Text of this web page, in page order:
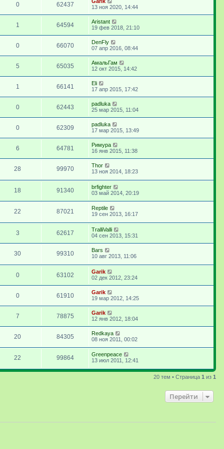
0 62437
13 ноя 2020, 14:44
1 64594
Aristant
19 фев 2018, 21:10
0 66070
DenFly
07 апр 2016, 08:44
5 65035
АмальГам
12 окт 2015, 14:42
1 66141
Eli
17 апр 2015, 17:42
0 62443
padluka
25 мар 2015, 11:04
0 62309
padluka
17 мар 2015, 13:49
6 64781
Римура
16 янв 2015, 11:38
28 99970
Thor
13 ноя 2014, 18:23
18 91340
brfighter
03 май 2014, 20:19
22 87021
Reptile
19 сен 2013, 16:17
3 62617
TralliValli
04 сен 2013, 15:31
30 99310
Bars
10 авг 2013, 11:06
0 63102
Garik
02 дек 2012, 23:24
0 61910
Garik
19 мар 2012, 14:25
7 78875
Garik
12 янв 2012, 18:04
20 84305
Redkaya
08 ноя 2011, 00:02
22 99864
Greenpeace
13 июл 2011, 12:41
20 тем • Страница 1 из 1
Перейти